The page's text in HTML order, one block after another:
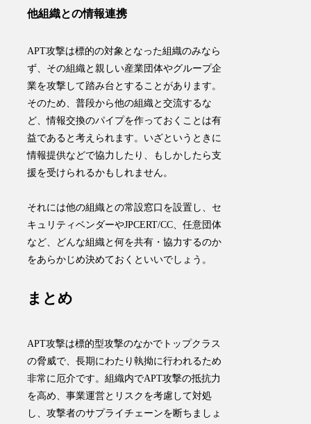
他組織との情報連携
APT攻撃は標的の対象となった組織のみなら
ず、その組織と親しい産業団体やグループ企
業を攻撃して踏み台とすることがあります。
そのため、普段から他の組織と交流するな
ど、情報交換のパイプを作っておくことは有
益であると考えられます。いざというときに
情報提供などで協力したり、もしかしたら支
援を受けられるかもしれません。
それには他の組織との常設窓口を設置 し、セ
キュリティベンダーやJPCERT/CC、任意団体
など、
どんな組織と何を共有・協力するのか
をあらかじめ決めておくといいでしょう 。
まとめ
APT攻撃は標的型攻撃のなかでトップクラス
の脅威で、長期にわたり執拗に行われるため
非常に厄介です。組織内でAPT攻撃の抵抗力
を高め、事業運営とリスクを考慮して対処
し、攻撃者のサプライチェーンを断ちましょ